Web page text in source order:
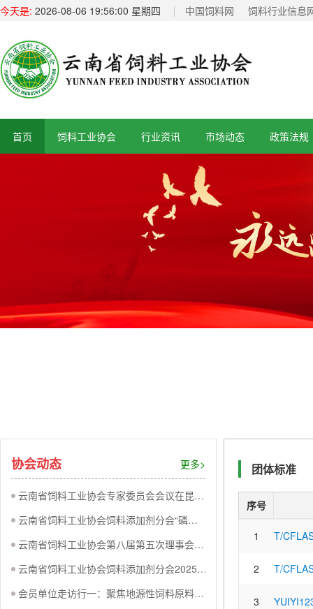
今天是: 2026-08-06 19:56:00 星期四 中国饲料网 饲料行业信息
首页 饲料工业协会 行业资讯 市场动态 政策法规
协会动态 更多>
云南省饲料工业协会专家委员会会议在昆召开--系统谋划2026年重点工作与年会事宜
云南省饲料工业协会饲料添加剂分会“磷源变革与降本突围”专项座谈会在昆明召开
云南省饲料工业协会第八届第五次理事会暨2025年度全省饲料工业生产形势分析会圆满召开
云南省饲料工业协会饲料添加剂分会2025年座谈交流会在昆明成功召开
会员单位走访行一：聚焦地源性饲料原料，助推团体标准与产业融合
团体标准
序号
1 T/
2 T/
3